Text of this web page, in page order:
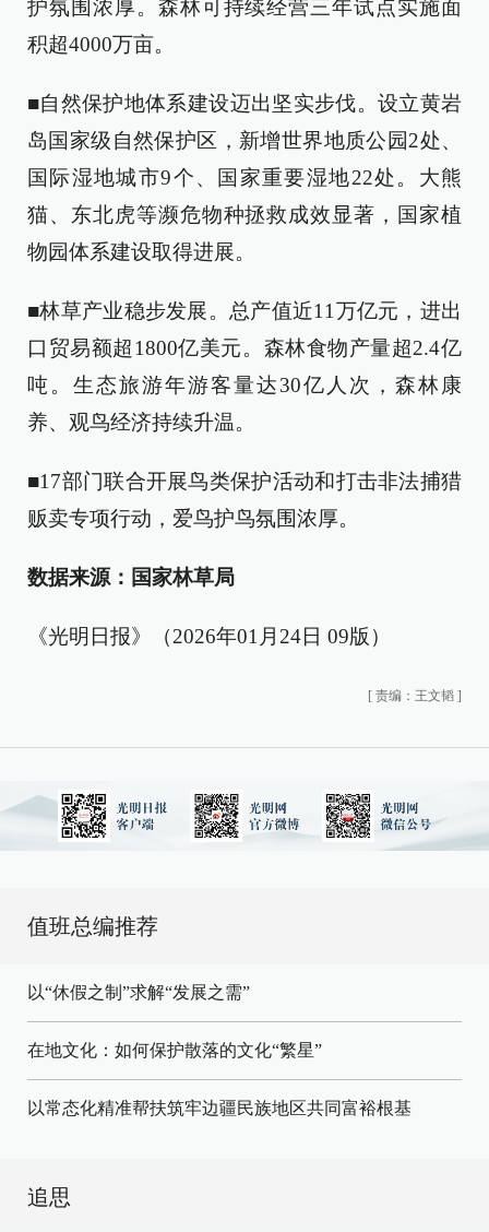
护氛围浓厚。森林可持续经营三年试点实施面
积超4000万亩。
■自然保护地体系建设迈出坚实步伐。设立黄岩
岛国家级自然保护区，新增世界地质公园2处、
国际湿地城市9个、国家重要湿地22处。大熊
猫、东北虎等濒危物种拯救成效显著，国家植
物园体系建设取得进展。
■林草产业稳步发展。总产值近11万亿元，进出
口贸易额超1800亿美元。森林食物产量超2.4亿
吨。生态旅游年游客量达30亿人次，森林康
养、观鸟经济持续升温。
■17部门联合开展鸟类保护活动和打击非法捕猎
贩卖专项行动，爱鸟护鸟氛围浓厚。
数据来源：国家林草局
《光明日报》（2026年01月24日 09版）
[ 责编：王文韬 ]
值班总编推荐
以“休假之制”求解“发展之需”
在地文化：如何保护散落的文化“繁星”
以常态化精准帮扶筑牢边疆民族地区共同富裕根基
追思